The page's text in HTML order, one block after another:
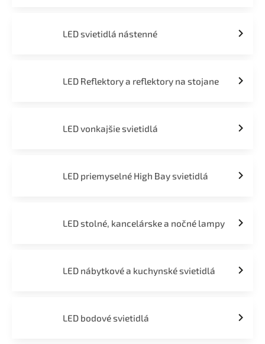
LED svietidlá nástenné
LED Reflektory a reflektory na stojane
LED vonkajšie svietidlá
LED priemyselné High Bay svietidlá
LED stolné, kancelárske a nočné lampy
LED nábytkové a kuchynské svietidlá
LED bodové svietidlá